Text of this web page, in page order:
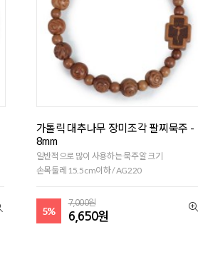
가톨릭 대추나무 장미조각 팔찌묵주 -
8mm
일반적으로 많이 사용하는 묵주알 크기
손목둘레 15.5cm이하 / AG220
5%
7,000원
6,650원